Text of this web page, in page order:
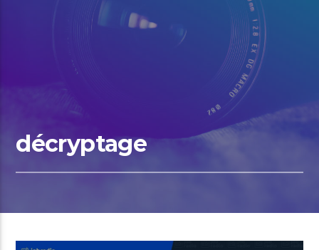
décryptage